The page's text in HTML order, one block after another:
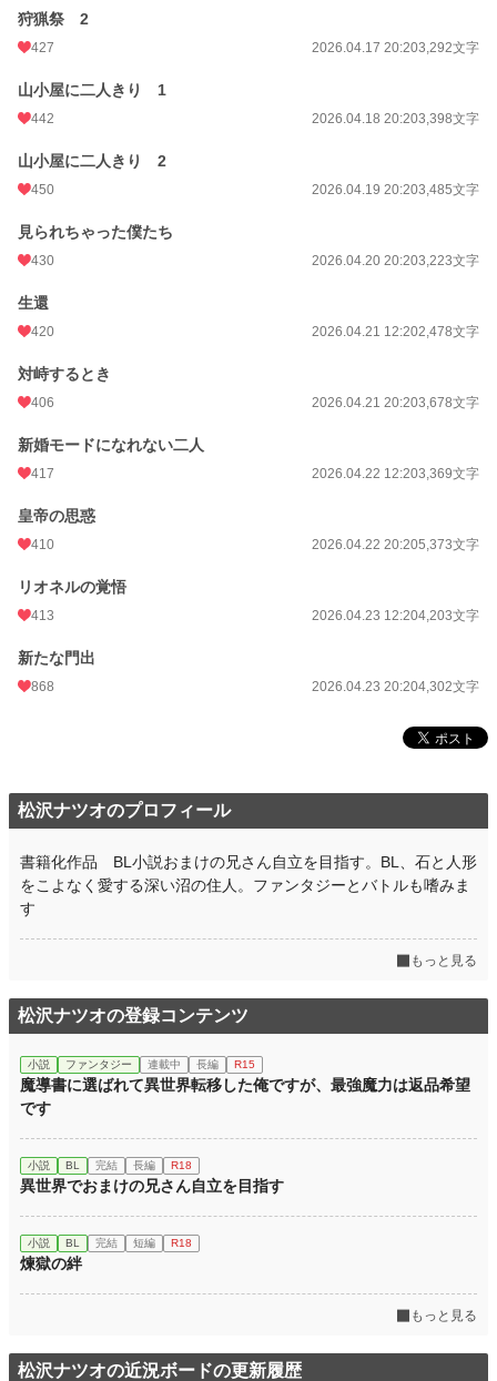
狩猟祭 2
427 2026.04.17 20:203,292文字
山小屋に二人きり 1
442 2026.04.18 20:203,398文字
山小屋に二人きり 2
450 2026.04.19 20:203,485文字
見られちゃった僕たち
430 2026.04.20 20:203,223文字
生還
420 2026.04.21 12:202,478文字
対峙するとき
406 2026.04.21 20:203,678文字
新婚モードになれない二人
417 2026.04.22 12:203,369文字
皇帝の思惑
410 2026.04.22 20:205,373文字
リオネルの覚悟
413 2026.04.23 12:204,203文字
新たな門出
868 2026.04.23 20:204,302文字
松沢ナツオのプロフィール
書籍化作品 BL小説おまけの兄さん自立を目指す。BL、石と人形
をこよなく愛する深い沼の住人。ファンタジーとバトルも嗜みま
す
もっと見る
松沢ナツオの登録コンテンツ
小説 ファンタジー 連載中 長編 R15
魔導書に選ばれて異世界転移した俺ですが、最強魔力は返品希望
です
小説 BL 完結 長編 R18
異世界でおまけの兄さん自立を目指す
小説 BL 完結 短編 R18
煉獄の絆
もっと見る
松沢ナツオの近況ボードの更新履歴